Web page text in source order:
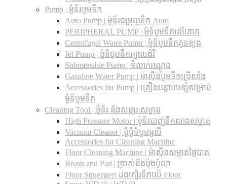
Pump | ម៉ូទ័របូមទឹក
Auto Pump | ម៉ូទ័រជម្រុញទឹក Auto
PERIPHERAL PUMP | ម៉ូទ័បូមទឹកលើគោក
Centrifugal Water Pump | ម៉ូទ័បូមទឹកគូទខ្យង
Jet Pump | ម៉ូទ័បូមទឹកក្បាលដំរី
Submersible Pump | ទំលាក់អណ្តូង
Gasoline Water Pump | ម៉ាស៊ីនបូមទឹកប្រើសាំង
Accessories for Pump | គ្រឿងបន្ទាប់បន្សំសម្រាប់
ម៉ូទ័បូមទឹក
Cleaning Tool | ម៉ូទ័រ និងសម្ភារ:សម្អាត
High Pressure Motor | ម៉ូទ័របាញ់ទឹកលាងសម្អាត
Vacuum Cleaner | ម៉ូម៉ូទ័បូមធូលី
Accessories for Cleaning Machine
Floor Cleaning Machine | ម៉ាស៊ីនសម្អាតផ្ទៃបាត
Brush and Pad | ច្រាស់និងប៉ុងប៉ូលា
Floor Squeegee| ដងកៀរទឺកលើ Floor